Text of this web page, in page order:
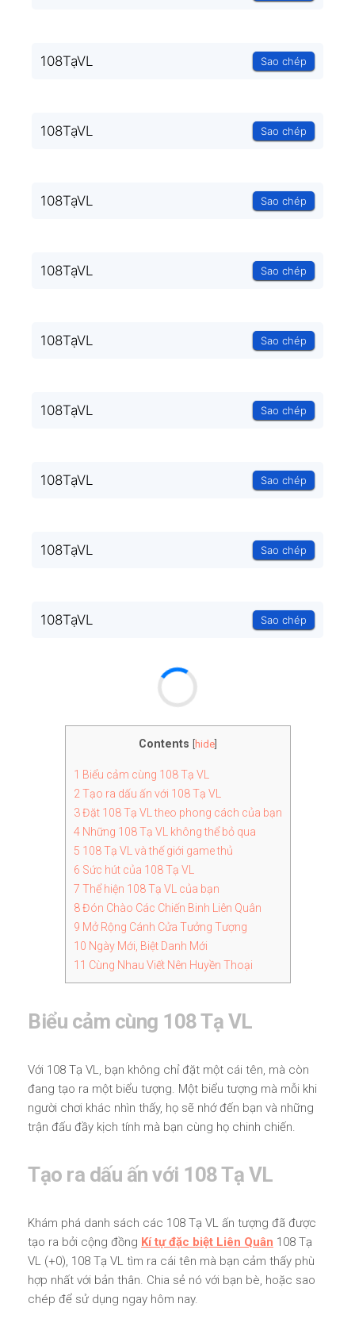
108TạVL Sao chép
108TạVL Sao chép
108TạVL Sao chép
108TạVL Sao chép
108TạVL Sao chép
108TạVL Sao chép
108TạVL Sao chép
108TạVL Sao chép
108TạVL Sao chép
Contents hide]
1 Biểu cảm cùng 108 Tạ VL
2Tạo ra dấu ấn với 108 Tạ VL
3Đặt 108 Tạ VL theo phong cách của bạn
4Những 108 Tạ VL không thể bỏ qua
5 108 Tạ VL và thế giới game thủ
6 Sức hút của 108 Tạ VL
7 Thể hiện 108 Tạ VL của bạn
8Đón Chào Các Chiến Binh Liên Quân
9 Mở Rộng Cánh Cửa Tưởng Tượng
10 Ngày Mới, Biệt Danh Mới
11 Cùng Nhau Viết Nên Huyền Thoại
Biểu cảm cùng 108 Tạ VL
Với 108 Tạ VL, bạn không chỉ đặt một cái tên, mà còn
đang tạo ra một biểu tượng. Một biểu tượng mà mỗi khi
người chơi khác nhìn thấy, họ sẽ nhớ đến bạn và những
trận đấu đầy kịch tính mà bạn cùng họ chinh chiến.
Tạo ra dấu ấn với 108 Tạ VL
Khám phá danh sách các 108 Tạ VL ấn tượng đã được
tạo ra bởi cộng đồng Kí tự đặc biệt Liên Quân 108 Tạ
VL (+0), 108 Tạ VL tìm ra cái tên mà bạn cảm thấy phù
hợp nhất với bản thân. Chia sẻ nó với bạn bè, hoặc sao
chép để sử dụng ngay hôm nay.